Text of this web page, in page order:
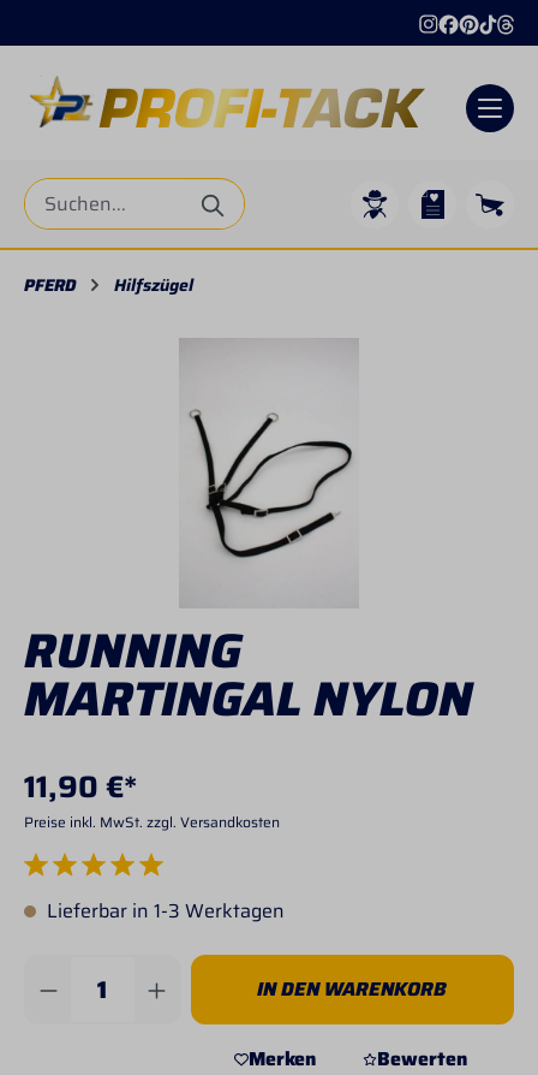
PFERD Hilfszügel
RUNNING
MARTINGAL NYLON
11,90 €*
Preise inkl. MwSt. zzgl. Versandkosten
Durchschnittliche Bewertung von 5 von 5 Sternen
Lieferbar in 1-3 Werktagen
Produkt Anzahl: Gib den gewünschten
IN DEN WARENKORB
Merken
Bewerten